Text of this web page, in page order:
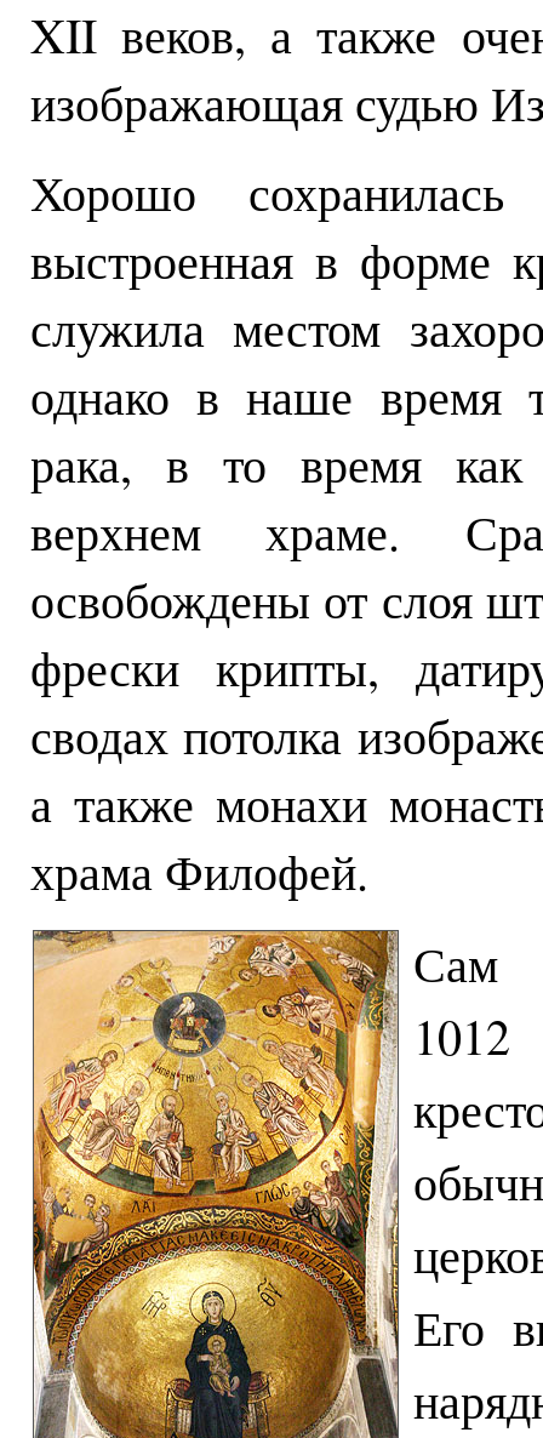
XII веков, а также
изображающая судью
Хорошо
выстроенная в форме
служила местом
однако в наше время
рака, в то время
верхнем храме.
освобождены от слоя
фрески крипты,
сводах потолка
а также монахи
храма Филофей.
Сам
Его